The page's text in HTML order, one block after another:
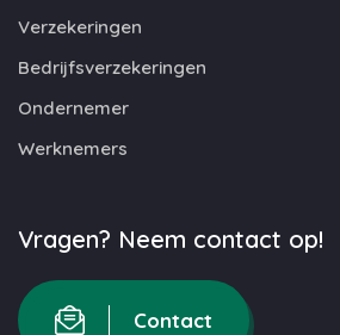
Verzekeringen
Bedrijfsverzekeringen
Ondernemer
Werknemers
Vragen? Neem contact op!
Contact